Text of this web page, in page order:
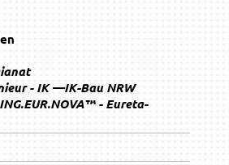
- IK —IK-Bau NRW
- Eureta-